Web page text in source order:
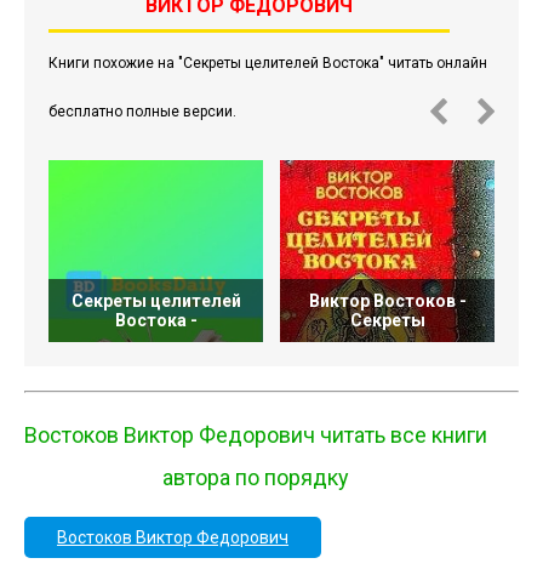
ВИКТОР ФЕДОРОВИЧ
Книги похожие на "Секреты целителей Востока" читать онлайн
бесплатно полные версии.
Секреты целителей
Востока -
Виктор Востоков -
Секреты
Востоков Виктор Федорович читать все книги
автора по порядку
Востоков Виктор Федорович